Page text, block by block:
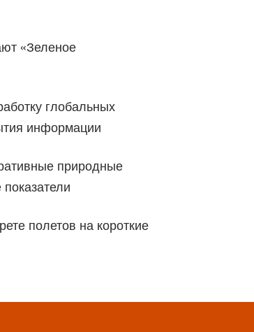
«Зеленое
глобальных
информации
природные
полетов на короткие